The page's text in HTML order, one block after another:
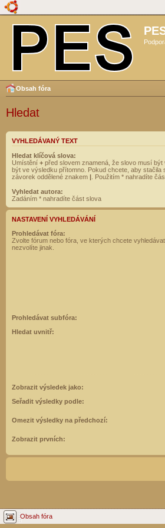
Obsah fóra
Hledat
VYHLEDÁVANÝ TEXT
Hledat klíčová slova:
Umístění + před slovem znamená, že slovo musí
být ve výsledku přítomno. Pokud chcete, aby
závorek oddělené znakem | . Použitím * nahradíte
Vyhledat autora:
Zadáním * nahradíte část slova
NASTAVENÍ VYHLEDÁVÁNÍ
Prohledávat fóra:
Zvolte fórum nebo fóra, ve kterých chcete
nezvolíte jinak.
Prohledávat subfóra:
Hledat uvnitř:
Zobrazit výsledek jako:
Seřadit výsledky podle:
Omezit výsledky na předchozí:
Zobrazit prvních:
Obsah fóra